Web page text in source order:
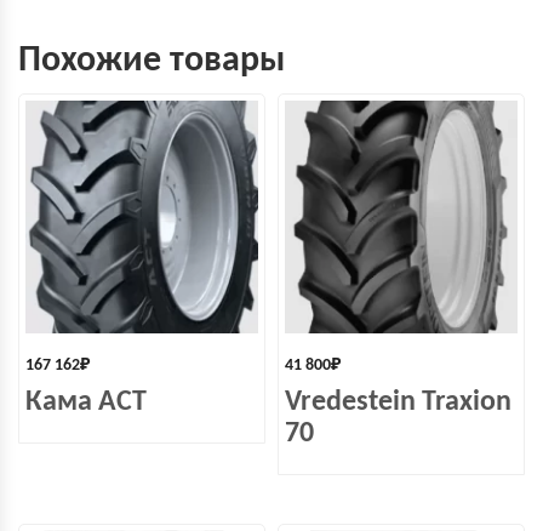
Похожие товары
167 162₽
Кама ACT
41 800₽
Vredestein Traxion
70